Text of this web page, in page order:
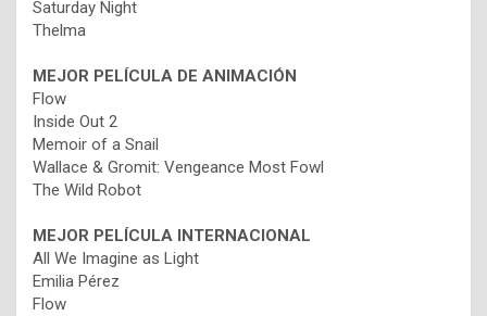
Saturday Night
Thelma
MEJOR PELÍCULA DE ANIMACIÓN
Flow
Inside Out 2
Memoir of a Snail
Wallace & Gromit: Vengeance Most Fowl
The Wild Robot
MEJOR PELÍCULA INTERNACIONAL
All We Imagine as Light
Emilia Pérez
Flow